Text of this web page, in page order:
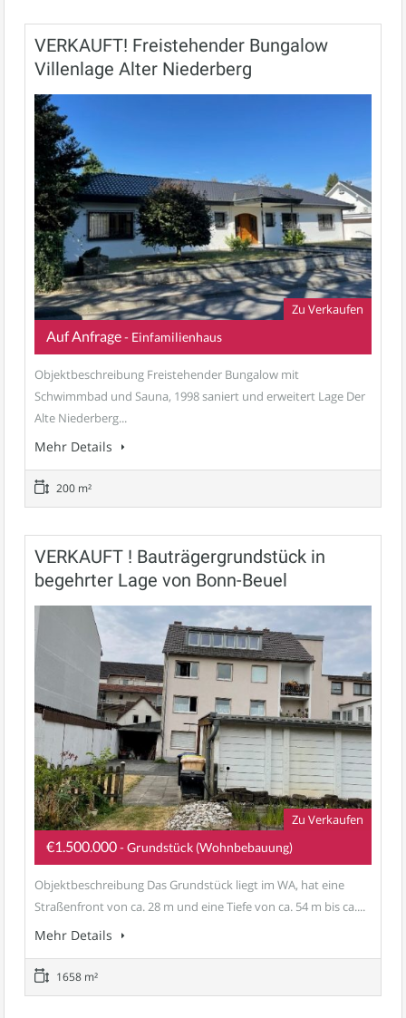
VERKAUFT! Freistehender Bungalow
Villenlage Alter Niederberg
Zu Verkaufen
Auf Anfrage- Einfamilienhaus
Objektbeschreibung Freistehender Bungalow mit
Schwimmbad und Sauna, 1998 saniert und erweitert Lage Der
Alte Niederberg...
Mehr Details
200 m²
VERKAUFT ! Bauträgergrundstück in
begehrter Lage von Bonn-Beuel
Zu Verkaufen
€1.500.000- Grundstück (Wohnbebauung)
Objektbeschreibung Das Grundstück liegt im WA, hat eine
Straßenfront von ca. 28 m und eine Tiefe von ca. 54 m bis ca....
Mehr Details
1658 m²